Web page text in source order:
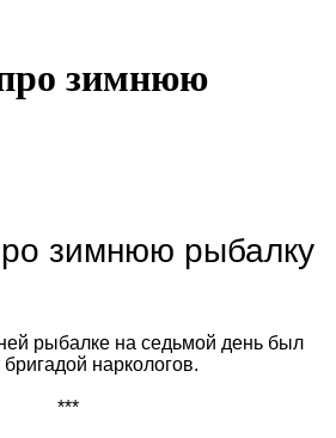
зимнюю
зимнюю рыбалку
рыбалке на седьмой день был
бригадой наркологов.
***